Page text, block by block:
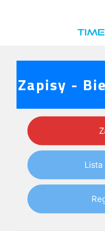
Zapisy -